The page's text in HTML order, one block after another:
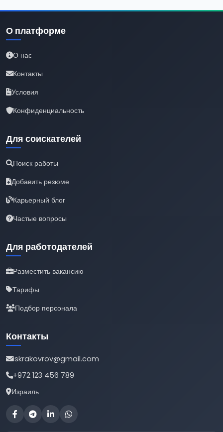
О платформе
О нас
Контакты
Условия
Конфиденциальность
Для соискателей
Поиск работы
Добавить резюме
Карьерный блог
Частые вопросы
Для работодателей
Разместить вакансию
Тарифы
Подбор персонала
Контакты
iskrakovrov@gmail.com
+972 123 456 789
Израиль